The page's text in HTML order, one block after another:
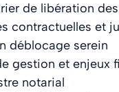
de libération
contractuelles et
déblocage serein
gestion et enjeux
notarial